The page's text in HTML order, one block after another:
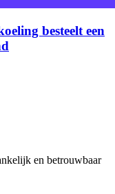
besteelt een
en betrouwbaar